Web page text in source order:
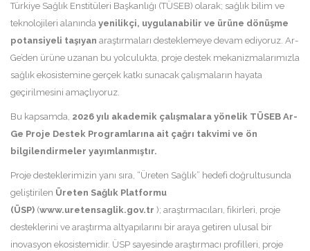
Türkiye Sağlık Enstitüleri Başkanlığı (TÜSEB) olarak; sağlık bilim ve
teknolojileri alanında yenilikçi, uygulanabilir ve ürüne dönüşme
potansiyeli taşıyan araştırmaları desteklemeye devam ediyoruz. Ar-
Ge’den ürüne uzanan bu yolculukta, proje destek mekanizmalarımızla
sağlık ekosistemine gerçek katkı sunacak çalışmaların hayata
geçirilmesini amaçlıyoruz.
Bu kapsamda, 2026 yılı akademik çalışmalara yönelik TÜSEB Ar-
Ge Proje Destek Programlarına ait çağrı takvimi ve ön
bilgilendirmeler yayımlanmıştır.
Proje desteklerimizin yanı sıra, “Üreten Sağlık” hedefi doğrultusunda
geliştirilen Üreten Sağlık Platformu
(ÜSP) (www.uretensaglik.gov.tr ); araştırmacıları, fikirleri, proje
desteklerini ve araştırma altyapılarını bir araya getiren ulusal bir
inovasyon ekosistemidir. ÜSP sayesinde araştırmacı profilleri, proje